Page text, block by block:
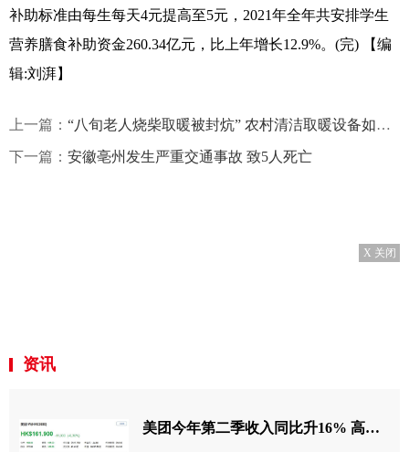
补助标准由每生每天4元提高至5元，2021年全年共安排学生
营养膳食补助资金260.34亿元，比上年增长12.9%。(完)
【编
辑:刘湃】
上一篇： “八旬老人烧柴取暖被封炕” 农村清洁取暖设备如何让群众用得好用得起？
下一篇： 安徽亳州发生严重交通事故 致5人死亡
X 关闭
资讯
美团今年第二季收入同比升16% 高于市场预期10%